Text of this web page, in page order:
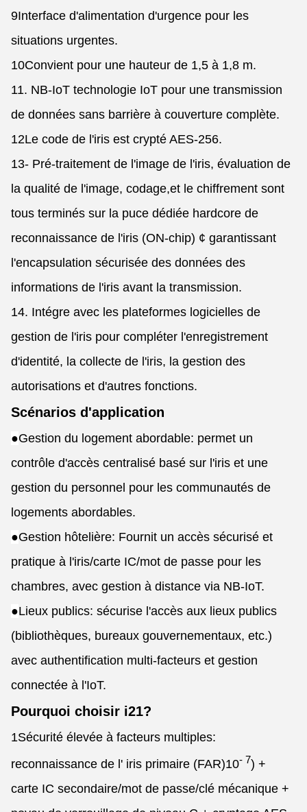
9Interface d'alimentation d'urgence pour les
situations urgentes.
10Convient pour une hauteur de 1,5 à 1,8 m.
11. NB-IoT technologie IoT pour une transmission
de données sans barrière à couverture complète.
12Le code de l'iris est crypté AES-256.
13- Pré-traitement de l'image de l'iris, évaluation de
la qualité de l'image, codage,et le chiffrement sont
tous terminés sur la puce dédiée hardcore de
reconnaissance de l'iris (ON-chip) ¢ garantissant
l'encapsulation sécurisée des données des
informations de l'iris avant la transmission.
14. Intégre avec les plateformes logicielles de
gestion de l'iris pour compléter l'enregistrement
d'identité, la collecte de l'iris, la gestion des
autorisations et d'autres fonctions.
Scénarios d'application
●Gestion du logement abordable: permet un
contrôle d'accès centralisé basé sur l'iris et une
gestion du personnel pour les communautés de
logements abordables.
●Gestion hôtelière: Fournit un accès sécurisé et
pratique à l'iris/carte IC/mot de passe pour les
chambres, avec gestion à distance via NB-IoT.
●Lieux publics: sécurise l'accès aux lieux publics
(bibliothèques, bureaux gouvernementaux, etc.)
avec authentification multi-facteurs et gestion
connectée à l'IoT.
Pourquoi choisir i21?
1Sécurité élevée à facteurs multiples:
reconnaissance de l' iris primaire (FAR)10- 7) +
carte IC secondaire/mot de passe/clé mécanique +